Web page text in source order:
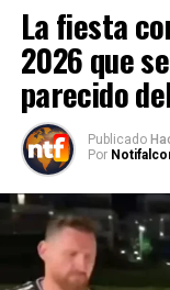
La fiesta
2026 que
parecido
Publicado
Por